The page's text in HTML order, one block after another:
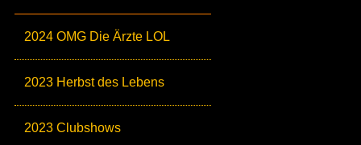
2024 OMG Die Ärzte LOL
2023 Herbst des Lebens
2023 Clubshows